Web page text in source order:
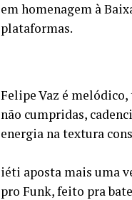
em homenagem à
plataformas.
Felipe Vaz é
não cumpridas,
energia na textura
iéti aposta mais uma
pro Funk, feito pra